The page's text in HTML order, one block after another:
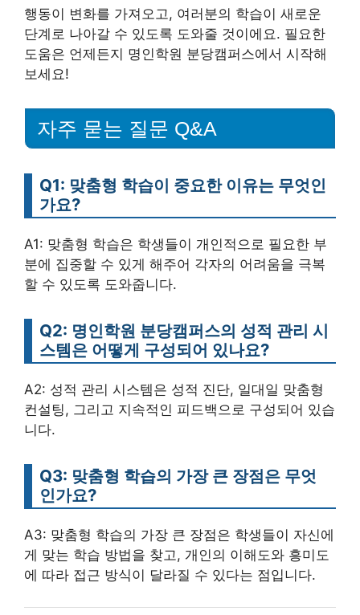
행동이 변화를 가져오고, 여러분의 학습이 새로운
단계로 나아갈 수 있도록 도와줄 것이에요. 필요한
도움은 언제든지 명인학원 분당캠퍼스에서 시작해
보세요!
자주 묻는 질문 Q&A
Q1: 맞춤형 학습이 중요한 이유는 무엇인
가요?
A1: 맞춤형 학습은 학생들이 개인적으로 필요한 부
분에 집중할 수 있게 해주어 각자의 어려움을 극복
할 수 있도록 도와줍니다.
Q2: 명인학원 분당캠퍼스의 성적 관리 시
스템은 어떻게 구성되어 있나요?
A2: 성적 관리 시스템은 성적 진단, 일대일 맞춤형
컨설팅, 그리고 지속적인 피드백으로 구성되어 있습
니다.
Q3: 맞춤형 학습의 가장 큰 장점은 무엇
인가요?
A3: 맞춤형 학습의 가장 큰 장점은 학생들이 자신에
게 맞는 학습 방법을 찾고, 개인의 이해도와 흥미도
에 따라 접근 방식이 달라질 수 있다는 점입니다.